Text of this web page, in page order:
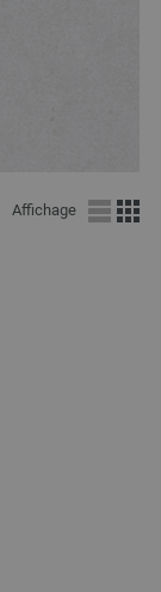
Affichage